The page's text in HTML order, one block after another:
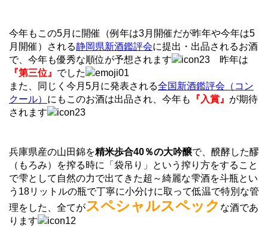
今年もこの5月に開催（例年は3月開催だが昨年や今年は5
月開催）される静岡県新酒鑑評会に提出・出品されるお酒
で、今年も優秀な順位が予想されます
昨年は
『第三位』 でした
また、同じく今月5月に発表される全国新酒鑑評会（コン
クール） にもこのお酒は出品され、今年も 『入賞』 が期待
されます
兵庫県産の山田錦を精米歩合40％の大吟醸で、醗酵した醪
（もろみ）を搾る時に「袋吊り」という搾り方をすること
で雫として自然の力で出てきた超～綺麗な雫酒を斗瓶とい
う18リットルの瓶で丁寧に小分けに取って低温で特別な管
理をした、全てがスペシャルスペック な酒であ
ります